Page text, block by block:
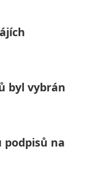
byl vybrán
na